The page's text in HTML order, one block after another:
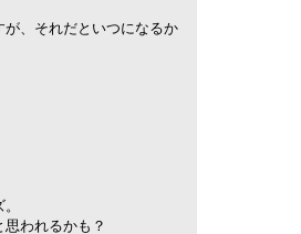
、それだといつになるか
われるかも？